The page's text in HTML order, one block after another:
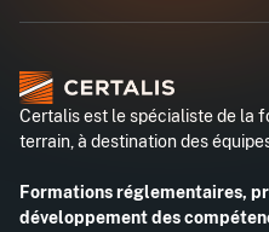
Certalis est le spécialiste de la
terrain, à destination des
Formations réglementaires,
développement des